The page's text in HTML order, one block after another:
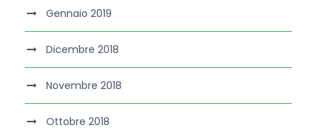
Gennaio 2019
Dicembre 2018
Novembre 2018
Ottobre 2018